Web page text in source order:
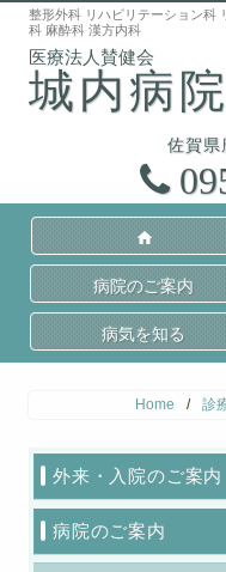
城内病院
整形外科 リハビリテーション科
科 麻酔科 漢方内科
佐賀県
病院のご案内
病気を知る
Home / 診
外来・入院のご案内
病院のご案内